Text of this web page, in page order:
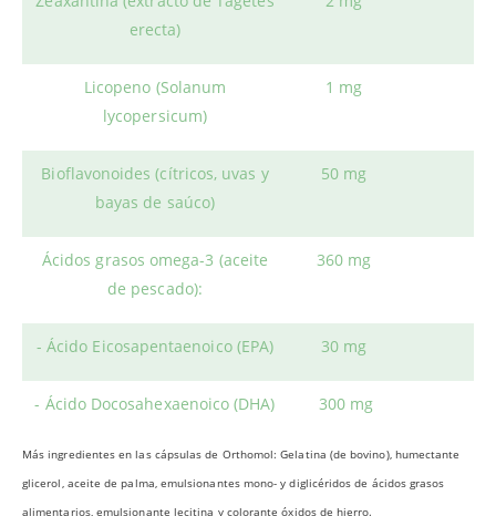
erecta)
Licopeno (Solanum
lycopersicum)
1 mg
Bioflavonoides (cítricos, uvas y
bayas de saúco)
50 mg
Ácidos grasos omega-3 (aceite
de pescado):
360 mg
- Ácido Eicosapentaenoico (EPA) 30 mg
- Ácido Docosahexaenoico (DHA) 300 mg
Más ingredientes en las cápsulas de Orthomol: Gelatina (de bovino), humectante
glicerol, aceite de palma, emulsionantes mono- y diglicéridos de ácidos grasos
alimentarios, emulsionante lecitina y colorante óxidos de hierro.